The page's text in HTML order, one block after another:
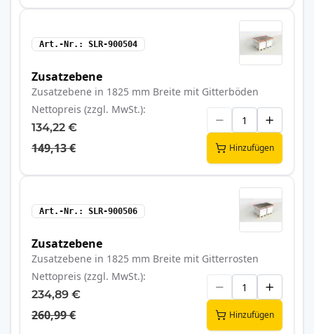
Art.-Nr. SLR-900504
Zusatzebene
Zusatzebene in 1825 mm Breite mit Gitterböden
Nettopreis (zzgl. MwSt.)
134,22 €
149,13 € Hinzufügen
Art.-Nr. SLR-900506
Zusatzebene
Zusatzebene in 1825 mm Breite mit Gitterrosten
Nettopreis (zzgl. MwSt.)
234,89 €
260,99 € Hinzufügen